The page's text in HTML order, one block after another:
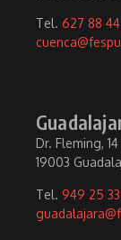
Tel. 627 88
Dr. Fleming, 14
19003
Tel. 949 25